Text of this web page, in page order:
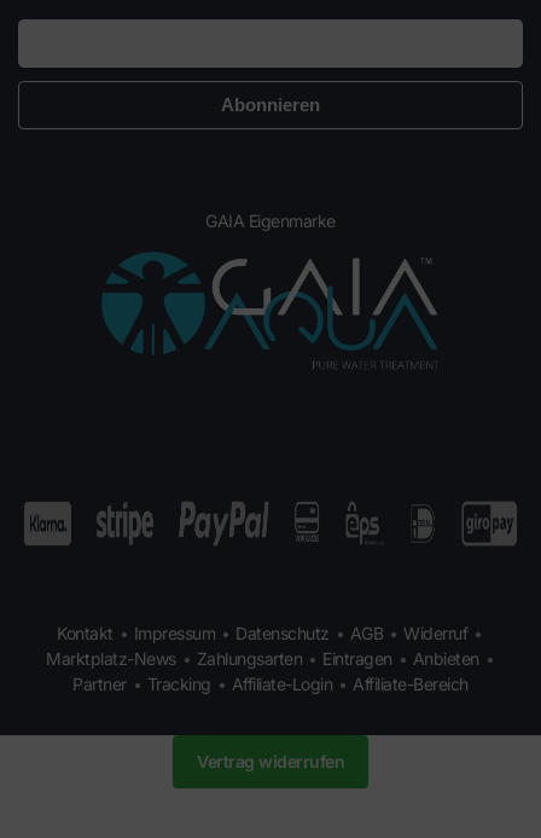
GAIA Eigenmarke
Kontakt • Impressum • Datenschutz • AGB • Widerruf •
Marktplatz-News • Zahlungsarten • Eintragen • Anbieten •
Partner • Tracking • Affiliate-Login • Affiliate-Bereich
Vertrag widerrufen